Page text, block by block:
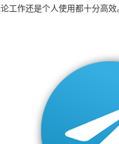
工作还是个人使用都十分高效